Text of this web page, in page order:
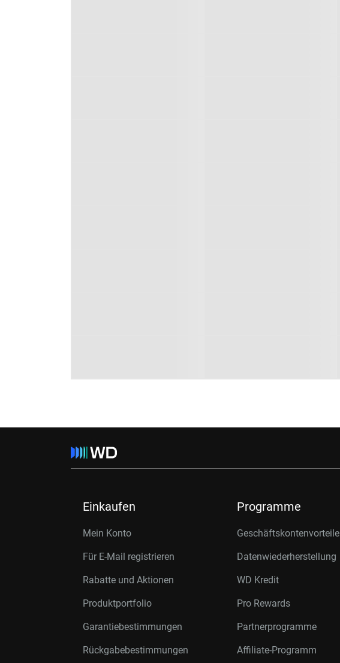
Einkaufen
Mein Konto
Für E-Mail registrieren
Rabatte und Aktionen
Produktportfolio
Garantiebestimmungen
Rückgabebestimmungen
Programme
Geschäftskontenvorteile
Datenwiederherstellung
WD Kredit
Pro Rewards
Partnerprogramme
Affiliate-Programm